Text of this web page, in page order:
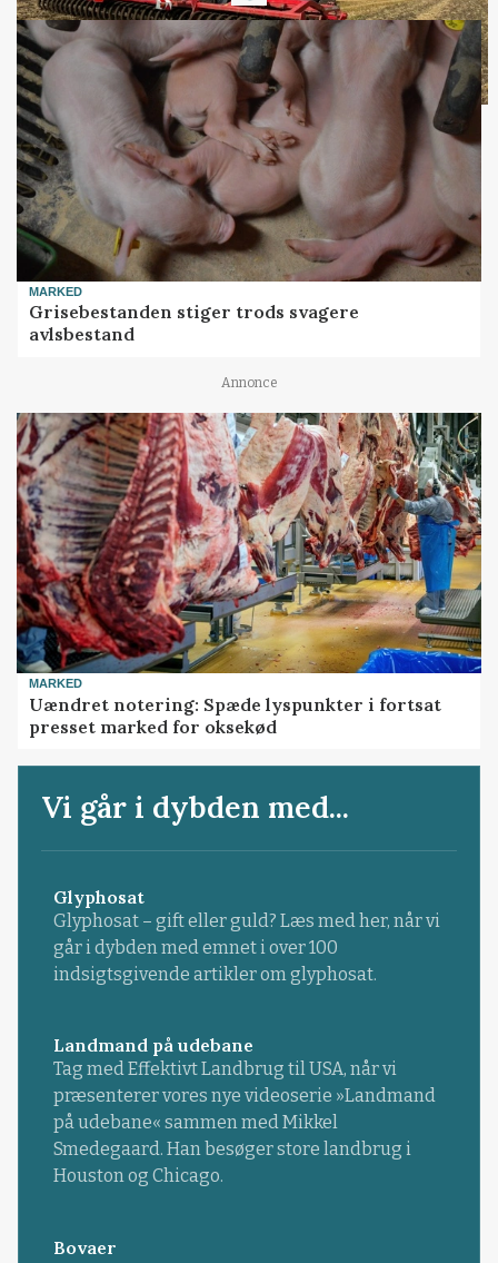
MARKED
Grisebestanden stiger trods svagere
avlsbestand
Annonce
MARKED
Uændret notering: Spæde lyspunkter i fortsat
presset marked for oksekød
Vi går i dybden med...
Glyphosat
Glyphosat – gift eller guld? Læs med her, når vi
går i dybden med emnet i over 100
indsigtsgivende artikler om glyphosat.
Landmand på udebane
Tag med Effektivt Landbrug til USA, når vi
præsenterer vores nye videoserie »Landmand
på udebane« sammen med Mikkel
Smedegaard. Han besøger store landbrug i
Houston og Chicago.
Bovaer